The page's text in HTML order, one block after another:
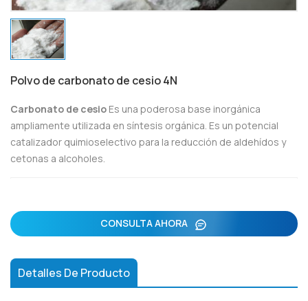
Polvo de carbonato de cesio 4N
Carbonato de cesio Es una poderosa base inorgánica
ampliamente utilizada en síntesis orgánica. Es un potencial
catalizador quimioselectivo para la reducción de aldehídos y
cetonas a alcoholes.
CONSULTA AHORA
Detalles De Producto